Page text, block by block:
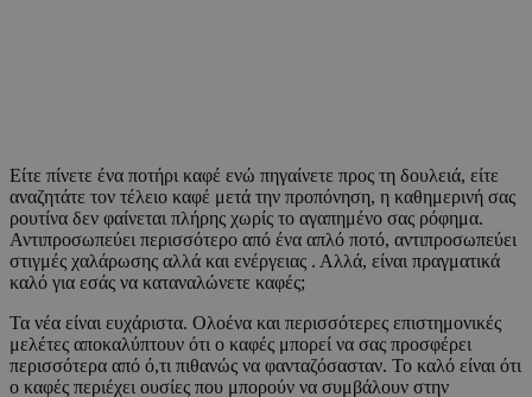
Είτε πίνετε ένα ποτήρι καφέ ενώ πηγαίνετε προς τη δουλειά, είτε
αναζητάτε τον τέλειο καφέ μετά την προπόνηση, η καθημερινή σας
ρουτίνα δεν φαίνεται πλήρης χωρίς το αγαπημένο σας ρόφημα.
Αντιπροσωπεύει περισσότερο από ένα απλό ποτό, αντιπροσωπεύει
στιγμές χαλάρωσης αλλά και ενέργειας . Αλλά, είναι πραγματικά
καλό για εσάς να καταναλώνετε καφές;
Τα νέα είναι ευχάριστα. Ολοένα και περισσότερες επιστημονικές
μελέτες αποκαλύπτουν ότι ο καφές μπορεί να σας προσφέρει
περισσότερα από ό,τι πιθανώς να φανταζόσασταν. Το καλό είναι ότι
ο καφές περιέχει ουσίες που μπορούν να συμβάλουν στην